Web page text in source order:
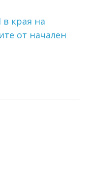
края на
от начален